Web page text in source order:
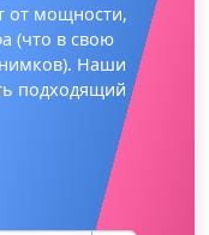
от мощности,
(что в свою
Наши
подходящий